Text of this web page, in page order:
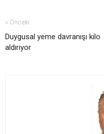
« Önceki
Duygusal yeme davranışı kilo
aldırıyor